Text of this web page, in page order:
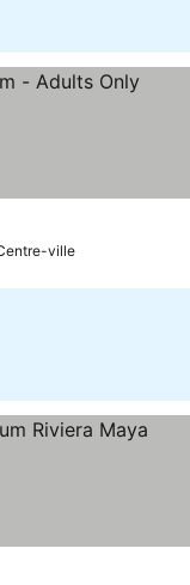
ville